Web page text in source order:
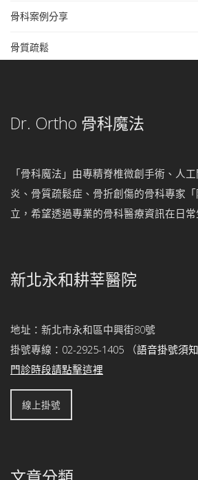
骨科案例分享
骨質疏鬆
Dr. Ortho 骨科魔法
「骨科魔法」由專精脊椎微創手術、人
炎、骨質疏鬆症、骨折創傷的骨科專家
立，希望透過專業的骨科醫療資訊在日常
新北永和耕莘醫院
地址：新北市永和區中興街80號
掛號專線： 02-2925-1405 （語音掛號須知
門診時段請點擊這裡
線上掛號